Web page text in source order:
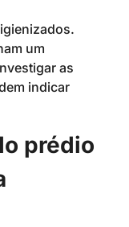
um
as
indicar
prédio